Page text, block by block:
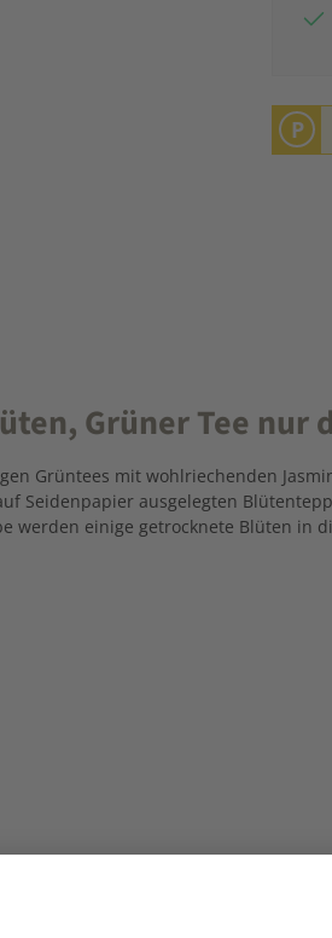
P
Grüner Tee
Grüntees mit wohlriechenden
Seidenpapier ausgelegten
werden einige getrocknete Blüten in